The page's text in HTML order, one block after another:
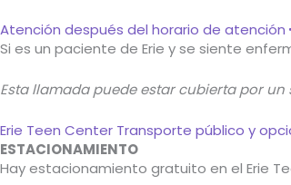
Atención después del horario de atención
Si es un paciente de Erie y se siente
Esta llamada puede estar cubierta por
Erie Teen Center Transporte público y
ESTACIONAMIENTO
Hay estacionamiento gratuito en el Erie